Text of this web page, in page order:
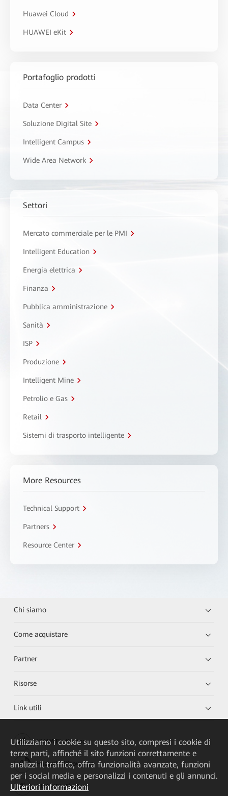
Huawei Cloud
HUAWEI eKit
Portafoglio prodotti
Data Center
Soluzione Digital Site
Intelligent Campus
Wide Area Network
Settori
Mercato commerciale per le PMI
Intelligent Education
Energia elettrica
Finanza
Pubblica amministrazione
Sanità
ISP
Produzione
Intelligent Mine
Petrolio e Gas
Retail
Sistemi di trasporto intelligente
More Resources
Technical Support
Partners
Resource Center
Chi siamo
Come acquistare
Partner
Risorse
Link utili
HUAWEI eKit App
Huawei HiKnow App
HUAWEI eFly App
Utilizziamo i cookie su questo sito, compresi i cookie di
terze parti, affinché il sito funzioni correttamente e
analizzi il traffico, offra funzionalità avanzate, funzioni
per i social media e personalizzi i contenuti e gli annunci.
Ulteriori informazioni